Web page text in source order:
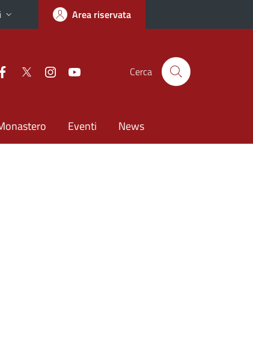
Area riservata
Cerca
Eventi News